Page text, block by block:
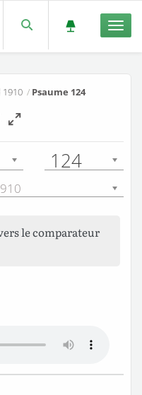
1910 / Psaume 124
124
le comparateur